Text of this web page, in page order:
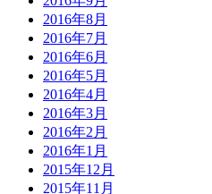
2016年8月
2016年7月
2016年6月
2016年5月
2016年4月
2016年3月
2016年2月
2016年1月
2015年12月
2015年11月